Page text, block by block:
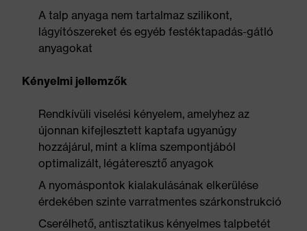
A talp anyaga nem tartalmaz szilikont,
lágyítószereket és egyéb festéktapadás-gátló
anyagokat
Kényelmi jellemzők
Rendkívüli viselési kényelem, amelyhez az
újonnan kifejlesztett kaptafa ugyanúgy
hozzájárul, mint a klíma szempontjából
optimalizált, légáteresztő anyagok
A nyomáspontok kialakulásának elkerülése
érdekében szinte varratmentes szárkonstrukció
Cserélhető, antisztatikus kényelmes talpbetét